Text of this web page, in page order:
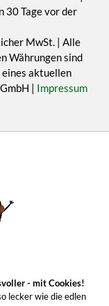
30 Tage vor der
MwSt. | Alle
Währungen sind
aktuellen
| Impressum
- mit Cookies!
lecker wie die edlen